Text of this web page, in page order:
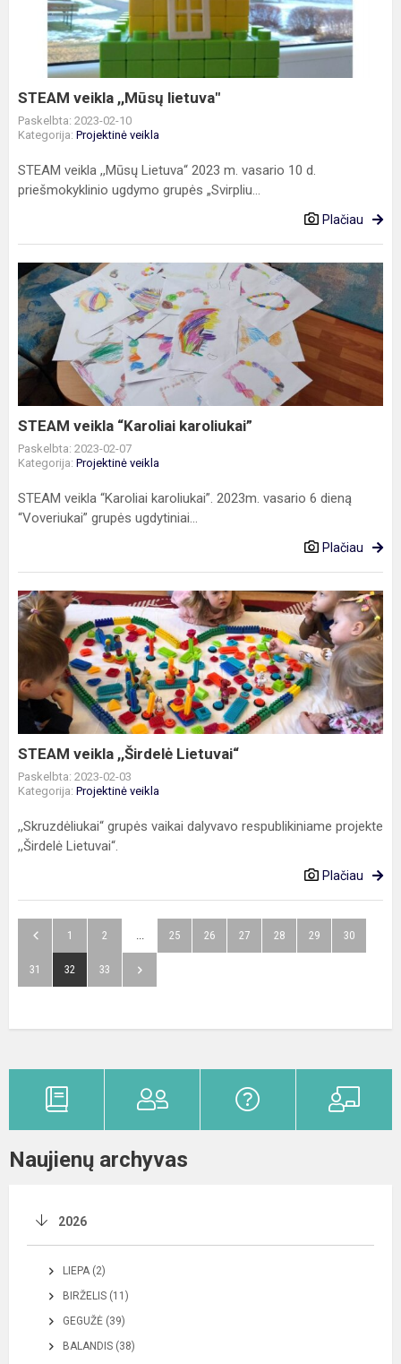
lietuva"
STEAM veikla ,,Mūsų lietuva"
Paskelbta: 2023-02-10
Kategorija: Projektinė veikla
STEAM veikla ,,Mūsų Lietuva“ 2023 m. vasario 10 d.
priešmokyklinio ugdymo grupės „Svirpliu...
Plačiau
STEAM
veikla
“Karoliai
karoliukai”
STEAM veikla “Karoliai karoliukai”
Paskelbta: 2023-02-07
Kategorija: Projektinė veikla
STEAM veikla “Karoliai karoliukai”. 2023m. vasario 6 dieną
“Voveriukai” grupės ugdytiniai...
Plačiau
STEAM
veikla
,,Širdelė
Lietuvai“
STEAM veikla ,,Širdelė Lietuvai“
Paskelbta: 2023-02-03
Kategorija: Projektinė veikla
,,Skruzdėliukai“ grupės vaikai dalyvavo respublikiniame projekte
,,Širdelė Lietuvai“.
Plačiau
1 2 ... 25 26 27 28 29 30
31 32 33
Naujienų archyvas
2026
LIEPA (2)
BIRŽELIS (11)
GEGUŽĖ (39)
BALANDIS (38)